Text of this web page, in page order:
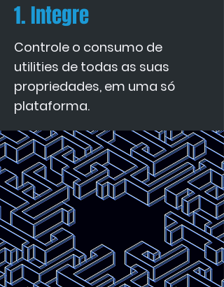
1. Integre
​Controle o consumo de
utilities de todas as suas
propriedades, em uma só
plataforma.